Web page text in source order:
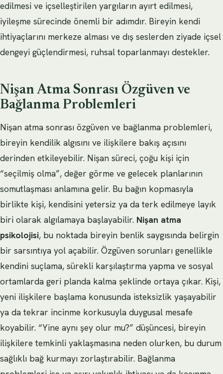
edilmesi ve içselleştirilen yargıların ayırt edilmesi,
iyileşme sürecinde önemli bir adımdır. Bireyin kendi
ihtiyaçlarını merkeze alması ve dış seslerden ziyade içsel
dengeyi güçlendirmesi, ruhsal toparlanmayı destekler.
Nişan Atma Sonrası Özgüven ve
Bağlanma Problemleri
Nişan atma sonrası özgüven ve bağlanma problemleri,
bireyin kendilik algısını ve ilişkilere bakış açısını
derinden etkileyebilir. Nişan süreci, çoğu kişi için
“seçilmiş olma”, değer görme ve gelecek planlarının
somutlaşması anlamına gelir. Bu bağın kopmasıyla
birlikte kişi, kendisini yetersiz ya da terk edilmeye layık
biri olarak algılamaya başlayabilir. Nişan atma
psikolojisi, bu noktada bireyin benlik saygısında belirgin
bir sarsıntıya yol açabilir. Özgüven sorunları genellikle
kendini suçlama, sürekli karşılaştırma yapma ve sosyal
ortamlarda geri planda kalma şeklinde ortaya çıkar. Kişi,
yeni ilişkilere başlama konusunda isteksizlik yaşayabilir
ya da tekrar incinme korkusuyla duygusal mesafe
koyabilir. “Yine aynı şey olur mu?” düşüncesi, bireyin
ilişkilere temkinli yaklaşmasına neden olurken, bu durum
sağlıklı bağ kurmayı zorlaştırabilir. Bağlanma